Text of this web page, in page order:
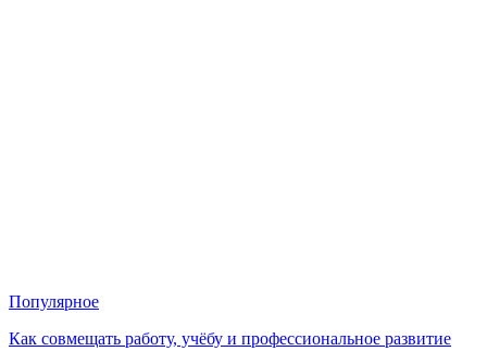
Популярное
Как совмещать работу, учёбу и профессиональное развитие